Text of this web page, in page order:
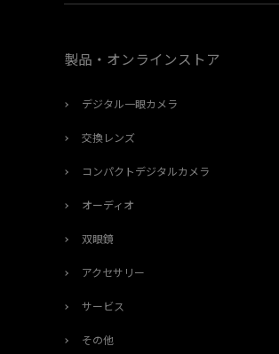
製品・オンラインストア
デジタル一眼カメラ
交換レンズ
コンパクトデジタルカメラ
オーディオ
双眼鏡
アクセサリー
サービス
その他